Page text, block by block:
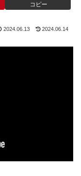
コピー
2024.06.13 2024.06.14